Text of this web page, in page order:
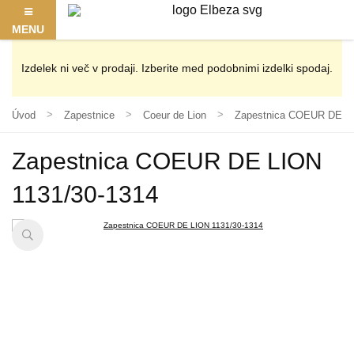
MENU
Izdelek ni več v prodaji. Izberite med podobnimi izdelki spodaj.
Úvod Zapestnice Coeur de Lion Zapestnica COEUR DE
Zapestnica COEUR DE LION
1131/30-1314